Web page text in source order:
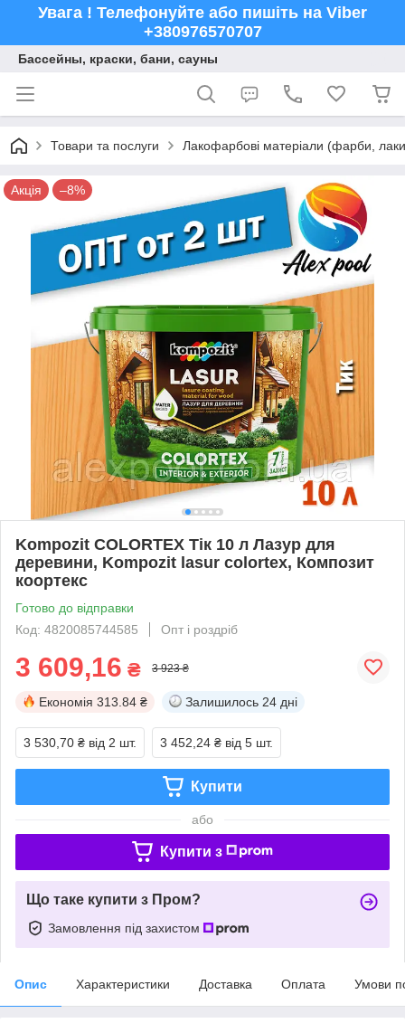
Увага ! Телефонуйте або пишіть на Viber
+380976570707
Бассейны, краски, бани, сауны
Товари та послуги Лакофарбові матеріали (фарби,
Акція –8%
Kompozit COLORTEX Тік 10 л Лазур для
деревини, Kompozit lasur colortex, Композит
коортекс
Готово до відправки
Код: 4820085744585
Опт і роздріб
3 609,16 ₴ 3 923 ₴
Економія 313.84 ₴ Залишилось 24 дні
3 530,70 ₴ від 2 шт. 3 452,24 ₴ від 5 шт.
Купити
або
Купити з
Що таке купити з Пром?
Замовлення під захистом
Опис Характеристики Доставка Оплата Умови